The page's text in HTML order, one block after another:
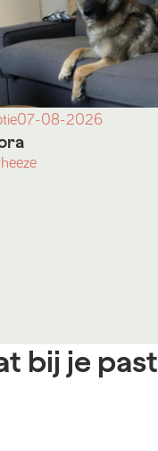
07-08-2026
bij je past